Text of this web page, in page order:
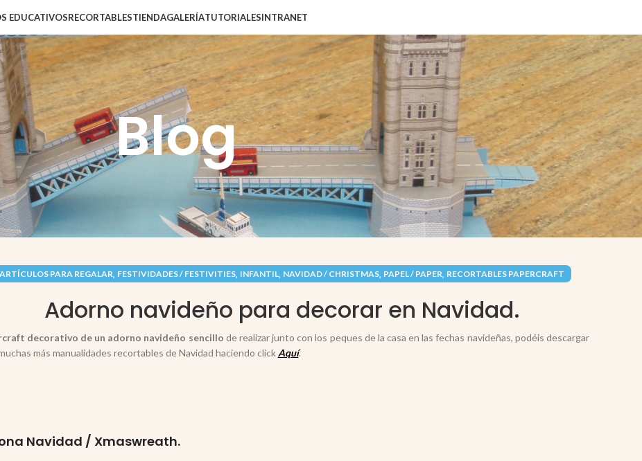
EDUCATIVOSRECORTABLESTIENDAGALERÍATUTORIALESINTRANET
Blog
ARTÍCULOS PARA REGALAR, FESTIVIDADES / FESTIVITIES, INFANTIL, NAVIDAD / CHRISTMAS, PAPEL / PAPER, RECORTABLES PAPERCRAFT
Adorno navideño para decorar en Navidad.
decorativo de un adorno navideño sencillo de realizar junto con los peques de la casa en las fechas navideñas, podéis descargar
más manualidades recortables de Navidad haciendo click Aquí.
Navidad / Xmaswreath.